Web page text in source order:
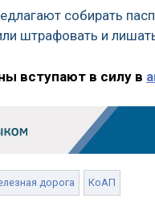
собирать
штрафовать и
вступают в силу в
дорога КоАП